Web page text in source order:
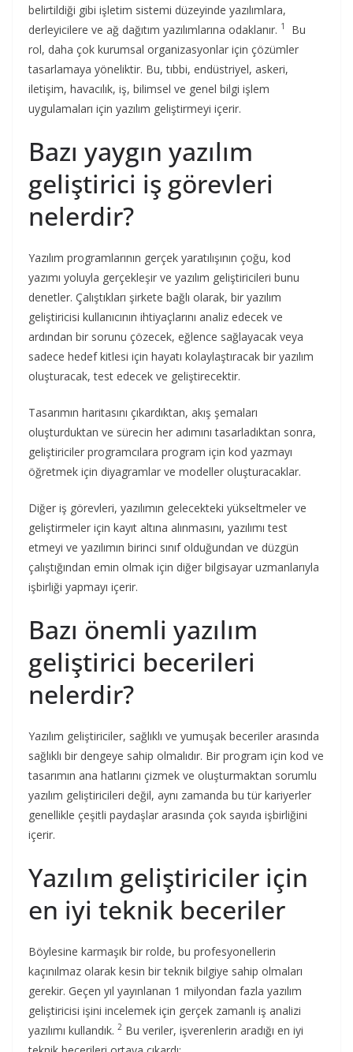
belirtildiği gibi işletim sistemi düzeyinde yazılımlara,
derleyicilere ve ağ dağıtım yazılımlarına odaklanır. 1
Bu
rol, daha çok kurumsal organizasyonlar için çözümler
tasarlamaya yöneliktir. Bu, tıbbi, endüstriyel, askeri,
iletişim, havacılık, iş, bilimsel ve genel bilgi işlem
uygulamaları için yazılım geliştirmeyi içerir.
Bazı yaygın yazılım
geliştirici iş görevleri
nelerdir?
Yazılım programlarının gerçek yaratılışının çoğu, kod
yazımı yoluyla gerçekleşir ve yazılım geliştiricileri bunu
denetler. Çalıştıkları şirkete bağlı olarak, bir yazılım
geliştiricisi kullanıcının ihtiyaçlarını analiz edecek ve
ardından bir sorunu çözecek, eğlence sağlayacak veya
sadece hedef kitlesi için hayatı kolaylaştıracak bir yazılım
oluşturacak, test edecek ve geliştirecektir.
Tasarımın haritasını çıkardıktan, akış şemaları
oluşturduktan ve sürecin her adımını tasarladıktan sonra,
geliştiriciler programcılara program için kod yazmayı
öğretmek için diyagramlar ve modeller oluşturacaklar.
Diğer iş görevleri, yazılımın gelecekteki yükseltmeler ve
geliştirmeler için kayıt altına alınmasını, yazılımı test
etmeyi ve yazılımın birinci sınıf olduğundan ve düzgün
çalıştığından emin olmak için diğer bilgisayar uzmanlarıyla
işbirliği yapmayı içerir.
Bazı önemli yazılım
geliştirici becerileri
nelerdir?
Yazılım geliştiriciler, sağlıklı ve yumuşak beceriler arasında
sağlıklı bir dengeye sahip olmalıdır. Bir program için kod ve
tasarımın ana hatlarını çizmek ve oluşturmaktan sorumlu
yazılım geliştiricileri değil, aynı zamanda bu tür kariyerler
genellikle çeşitli paydaşlar arasında çok sayıda işbirliğini
içerir.
Yazılım geliştiriciler için
en iyi teknik beceriler
Böylesine karmaşık bir rolde, bu profesyonellerin
kaçınılmaz olarak kesin bir teknik bilgiye sahip olmaları
gerekir. Geçen yıl yayınlanan 1 milyondan fazla yazılım
geliştiricisi işini incelemek için gerçek zamanlı iş analizi
yazılımı kullandık. 2 Bu veriler, işverenlerin aradığı en iyi